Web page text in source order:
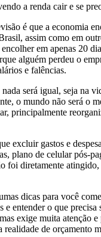
a renda cair e se
é que a economia
assim como em
em apenas 20
alguém perdeu o
e falências.
será igual, seja na
o mundo não será o
principalmente
excluir gastos e
plano de celular pós-
foi diretamente atingido,
dicas para você
e entender o que precisa
exige muita atenção e
realidade de orçamento